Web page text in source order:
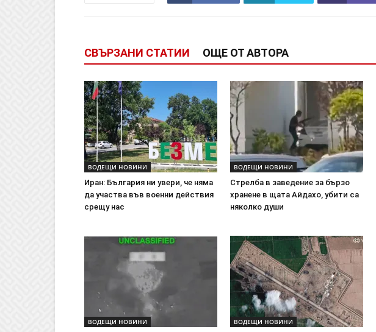
СВЪРЗАНИ СТАТИИ ОЩЕ ОТ АВТОРА
ВОДЕЩИ НОВИНИ
Иран: България ни увери, че няма
да участва във военни действия
срещу нас
ВОДЕЩИ НОВИНИ
Стрелба в заведение за бързо
хранене в щата Айдахо, убити са
няколко души
ВОДЕЩИ НОВИНИ ВОДЕЩИ НОВИНИ